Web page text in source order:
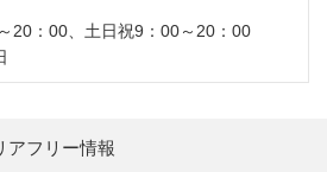
20：00、土日祝9：00～20：00
アフリー情報